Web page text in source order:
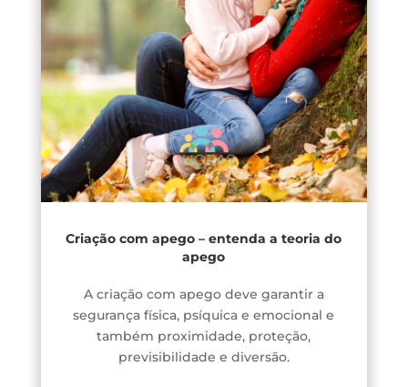
Criação com apego – entenda a teoria do
apego
A criação com apego deve garantir a
segurança física, psíquica e emocional e
também proximidade, proteção,
previsibilidade e diversão.